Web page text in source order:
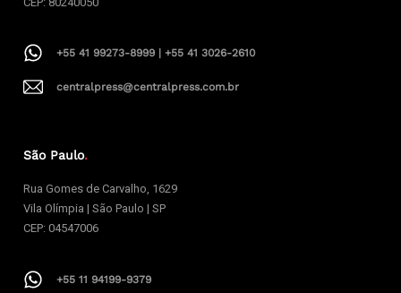
+55 41 99273-8999 | +55 41 3026-2610
centralpress@centralpress.com.br
São Paulo.
Rua Gomes de Carvalho, 1629
Vila Olímpia | São Paulo | SP
CEP: 04547006
+55 11 94199-9379